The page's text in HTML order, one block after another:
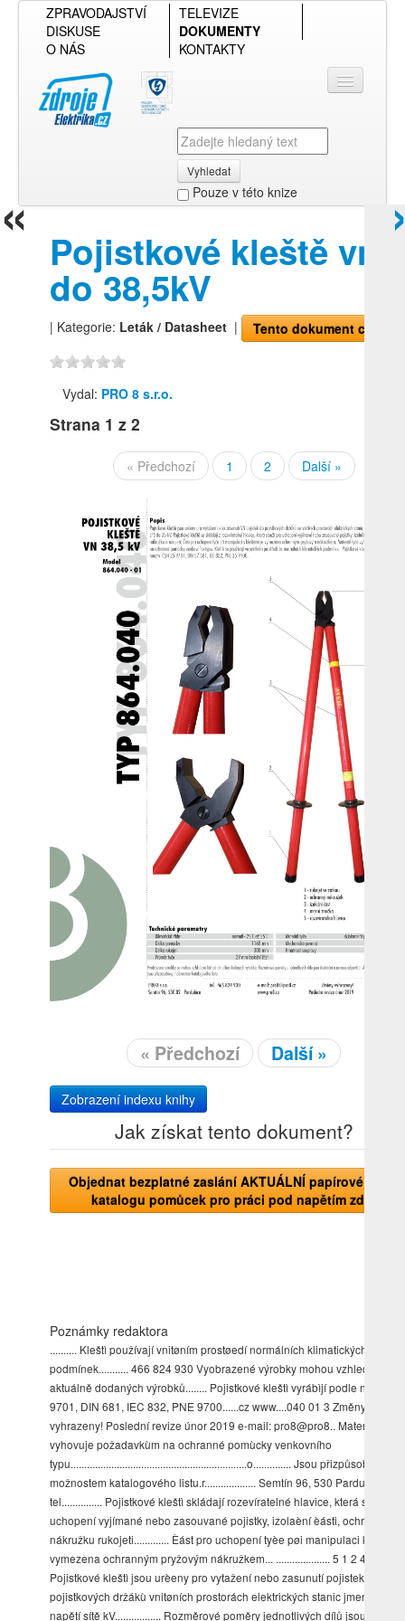
ZPRAVODAJSTVÍ
TELEVIZE
DISKUSE
DOKUMENTY
O NÁS
KONTAKTY
Vyhledat
Pouze v této knize
Přehled podle firmy
Přehled podle obsahu
Pojistkové kleště vn
do 38,5kV
| Kategorie: Leták / Datasheet| Tento dokument chci!
Vydal: PRO 8 s.r.o.
Strana 1 z 2
« Předchozí 1 2 Další »
«
« Předchozí Další »
Zobrazení indexu knihy
Jak získat tento dokument?
Objednat bezplatné zaslání AKTUÁLNÍ papírové verze
katalogu pomůcek pro práci pod napětím zde!
Poznámky redaktora
.......... Kleštì používají vnitøním prostøedí normálních klimatických
podmínek........... 466 824 930 Vyobrazené výrobky mohou vzhledově lišit
aktuálně dodaných výrobků........ Pojistkové kleštì vyrábìjí podle norem
9701, DIN 681, IEC 832, PNE 9700......cz www....040 01 3 Změny
vyhrazeny! Poslední revize únor 2019 e-mail: pro8@pro8.. Materiál tyèe
vyhovuje požadavkùm na ochranné pomùcky venkovního
typu.................................................................o.............. Jsou přizpůsobeny
možnostem katalogového listu.r................... Semtín 96, 530 Pardubice
tel............... Pojistkové kleštì skládají rozevíratelné hlavice, která slouží
uchopení vyjímané nebo zasouvané pojistky, izolaèní èásti, ochranného
nákružku rukojeti............. Èást pro uchopení tyèe pøi manipulaci kleštìmi
vymezena ochranným pryžovým nákružkem... .................... 5 1 2 4 Popis
Pojistkové kleštì jsou urèeny pro vytažení nebo zasunutí pojistek
pojistkových držákù vnitøních prostorách elektrických stanic jmenovitém
napětí sítě kV................. Rozměrové poměry jednotlivých dílů jsou